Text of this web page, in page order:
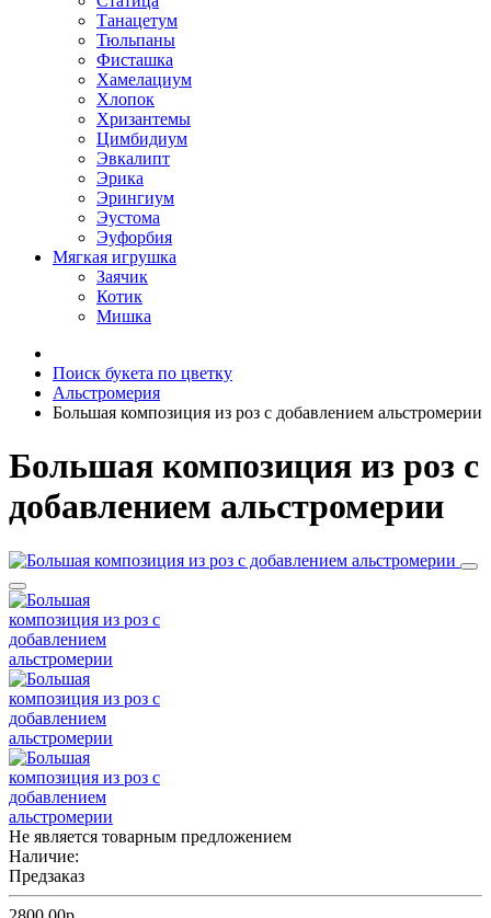
Танацетум
Тюльпаны
Фисташка
Хамелациум
Хлопок
Хризантемы
Цимбидиум
Эвкалипт
Эрика
Эрингиум
Эустома
Эуфорбия
Мягкая игрушка
Заячик
Котик
Мишка
Поиск букета по цветку
Альстромерия
Большая композиция из роз c добавлением альстромерии
Большая композиция из роз c
добавлением альстромерии
Не является товарным предложением
Наличие:
Предзаказ